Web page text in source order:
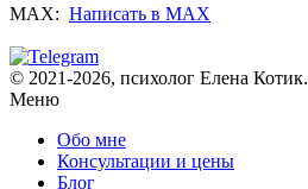
MAX: Написать в MAX
© 2021-2026, психолог Елена Котик.
Меню
Обо мне
Консультации и цены
Блог